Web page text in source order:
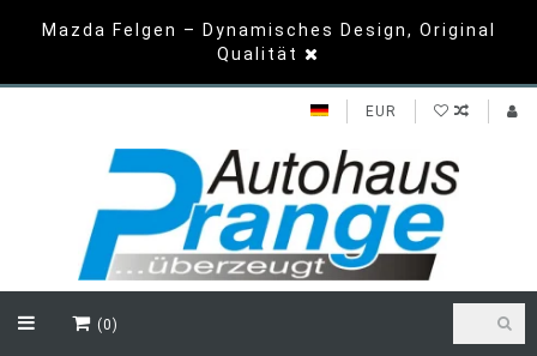
Mazda Felgen – Dynamisches Design, Original
Qualität
EUR
(0)